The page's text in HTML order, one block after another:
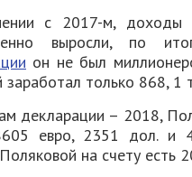
с 2017-м, доходы
выросли, по
он не был
заработал только 868, 1
декларации – 2018,
евро, 2351 дол. и
на счету есть